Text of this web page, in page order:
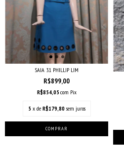
SAIA 3.1 PHILLIP LIM
R$899,00
R$854,05com Pix
5 x de R$179,80 sem juros